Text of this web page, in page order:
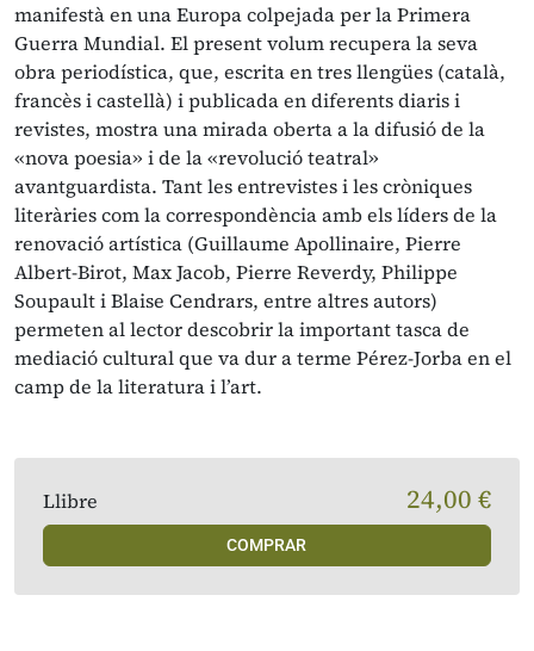
manifestà en una Europa colpejada per la Primera
Guerra Mundial. El present volum recupera la seva
obra periodística, que, escrita en tres llengües (català,
francès i castellà) i publicada en diferents diaris i
revistes, mostra una mirada oberta a la difusió de la
«nova poesia» i de la «revolució teatral»
avantguardista. Tant les entrevistes i les cròniques
literàries com la correspondència amb els líders de la
renovació artística (Guillaume Apollinaire, Pierre
Albert-Birot, Max Jacob, Pierre Reverdy, Philippe
Soupault i Blaise Cendrars, entre altres autors)
permeten al lector descobrir la important tasca de
mediació cultural que va dur a terme Pérez-Jorba en el
camp de la literatura i l’art.
Llibre 24,00 €
COMPRAR